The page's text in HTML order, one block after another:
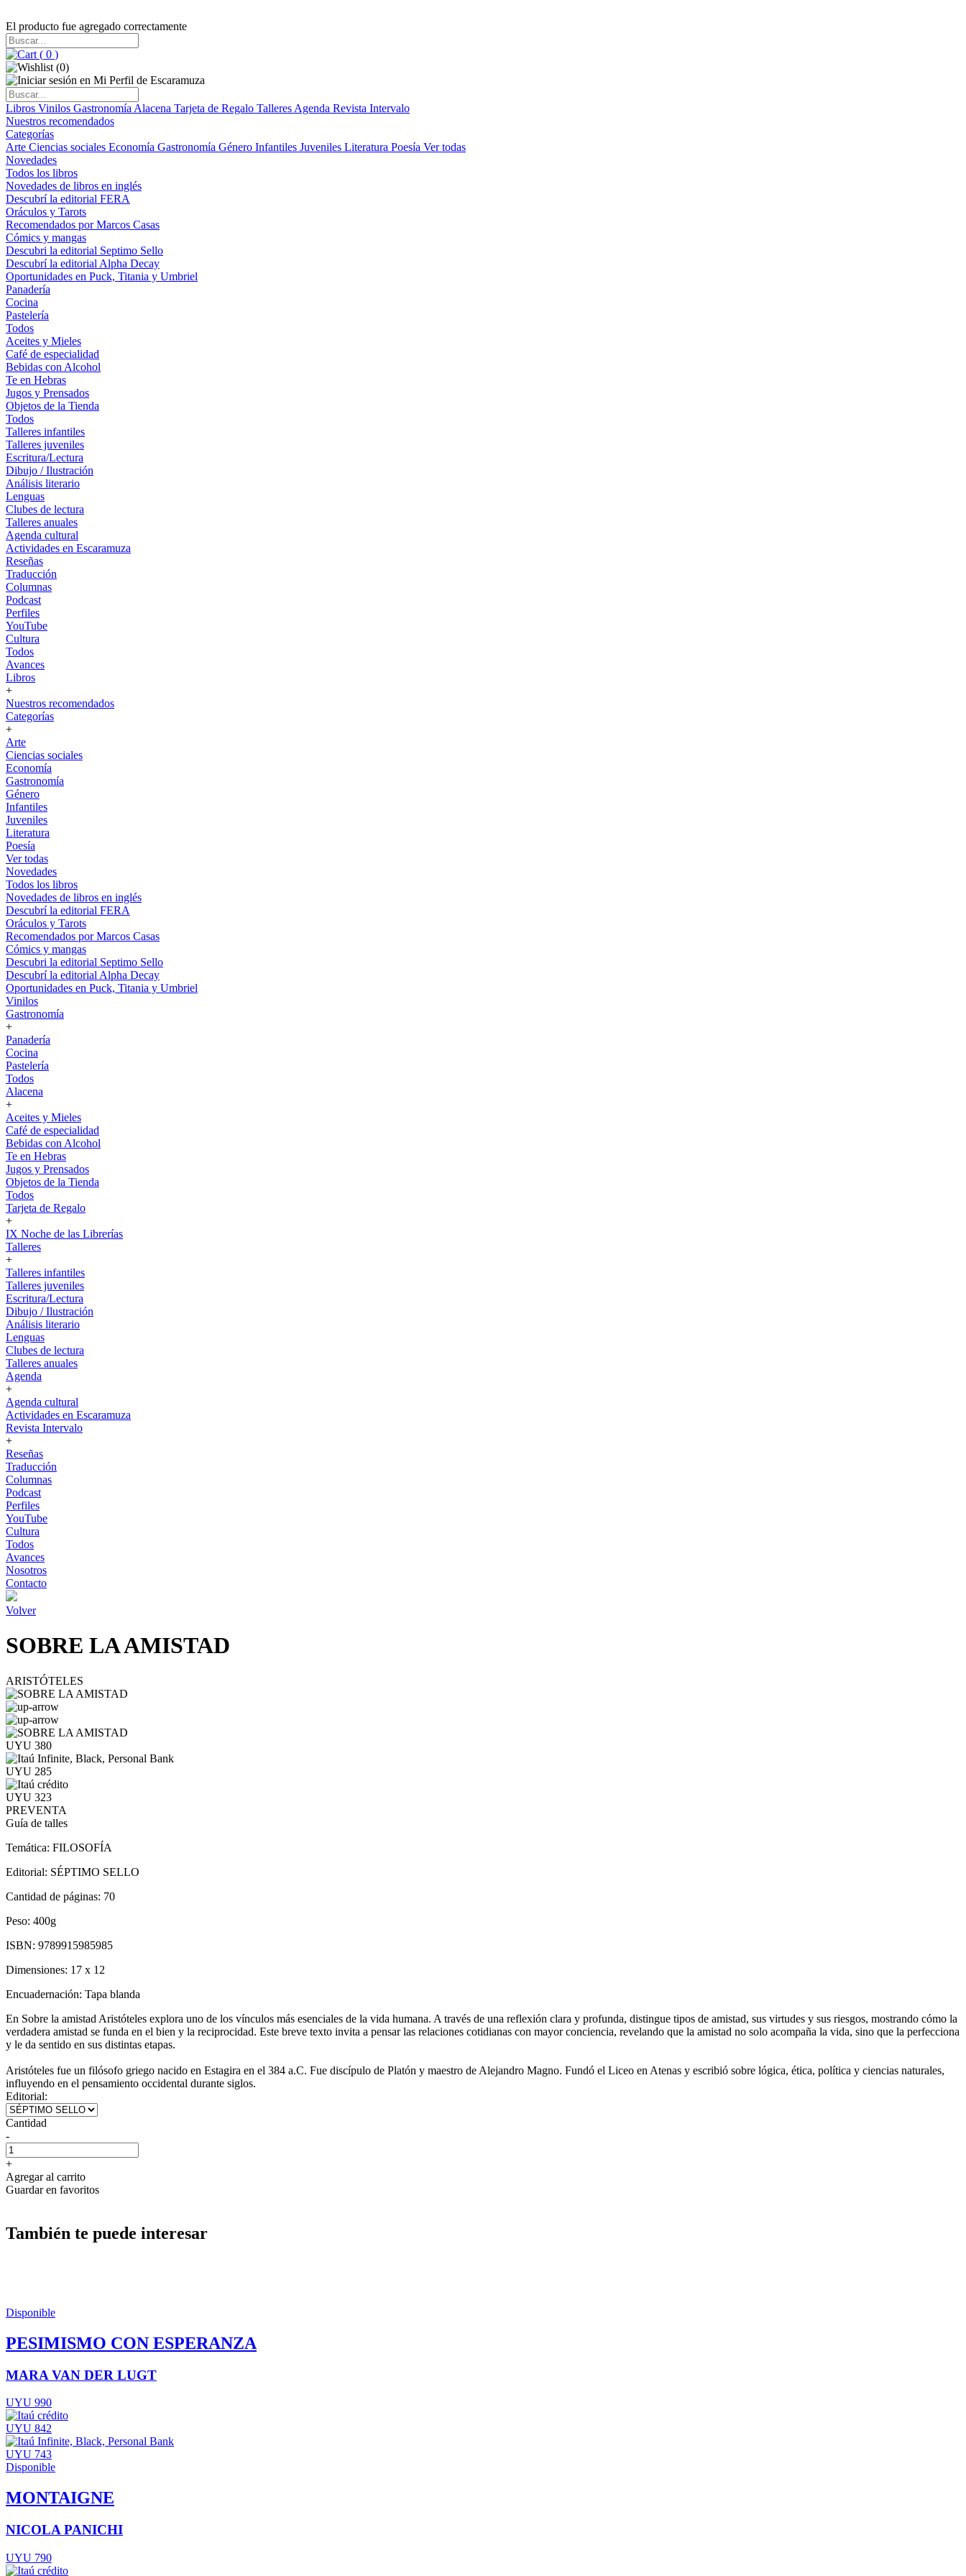
El producto fue agregado correctamente
( 0 )
(0)
Libros Vinilos Gastronomía Alacena Tarjeta de Regalo Talleres Agenda Revista Intervalo
Nuestros recomendados
Categorías
Arte Ciencias sociales Economía Gastronomía Género Infantiles Juveniles Literatura Poesía Ver todas
Novedades
Todos los libros
Novedades de libros en inglés
Descubrí la editorial FERA
Oráculos y Tarots
Recomendados por Marcos Casas
Cómics y mangas
Descubri la editorial Septimo Sello
Descubrí la editorial Alpha Decay
Oportunidades en Puck, Titania y Umbriel
Panadería
Cocina
Pastelería
Todos
Aceites y Mieles
Café de especialidad
Bebidas con Alcohol
Te en Hebras
Jugos y Prensados
Objetos de la Tienda
Todos
Talleres infantiles
Talleres juveniles
Escritura/Lectura
Dibujo / Ilustración
Análisis literario
Lenguas
Clubes de lectura
Talleres anuales
Agenda cultural
Actividades en Escaramuza
Reseñas
Traducción
Columnas
Podcast
Perfiles
YouTube
Cultura
Todos
Avances
Libros
+
Nuestros recomendados
Categorías
+
Arte
Ciencias sociales
Economía
Gastronomía
Género
Infantiles
Juveniles
Literatura
Poesía
Ver todas
Novedades
Todos los libros
Novedades de libros en inglés
Descubrí la editorial FERA
Oráculos y Tarots
Recomendados por Marcos Casas
Cómics y mangas
Descubri la editorial Septimo Sello
Descubrí la editorial Alpha Decay
Oportunidades en Puck, Titania y Umbriel
Vinilos
Gastronomía
+
Panadería
Cocina
Pastelería
Todos
Alacena
+
Aceites y Mieles
Café de especialidad
Bebidas con Alcohol
Te en Hebras
Jugos y Prensados
Objetos de la Tienda
Todos
Tarjeta de Regalo
+
IX Noche de las Librerías
Talleres
+
Talleres infantiles
Talleres juveniles
Escritura/Lectura
Dibujo / Ilustración
Análisis literario
Lenguas
Clubes de lectura
Talleres anuales
Agenda
+
Agenda cultural
Actividades en Escaramuza
Revista Intervalo
+
Reseñas
Traducción
Columnas
Podcast
Perfiles
YouTube
Cultura
Todos
Avances
Nosotros
Contacto
Volver
SOBRE LA AMISTAD
ARISTÓTELES
UYU 380
UYU 285
UYU 323
PREVENTA
Guía de talles
Temática: FILOSOFÍA
Editorial: SÉPTIMO SELLO
Cantidad de páginas: 70
Peso: 400g
ISBN: 9789915985985
Dimensiones: 17 x 12
Encuadernación: Tapa blanda
En Sobre la amistad Aristóteles explora uno de los vínculos más esenciales de la vida humana. A través de una reflexión clara y profunda, distingue tipos de amistad, sus virtudes y sus riesgos, mostrando cómo la
verdadera amistad se funda en el bien y la reciprocidad. Este breve texto invita a pensar las relaciones cotidianas con mayor conciencia, revelando que la amistad no solo acompaña la vida, sino que la perfecciona
y le da sentido en sus distintas etapas.
Aristóteles fue un filósofo griego nacido en Estagira en el 384 a.C. Fue discípulo de Platón y maestro de Alejandro Magno. Fundó el Liceo en Atenas y escribió sobre lógica, ética, política y ciencias naturales,
influyendo en el pensamiento occidental durante siglos.
Editorial:
Cantidad
-
+
Agregar al carrito
Guardar en favoritos
También te puede interesar
Disponible
PESIMISMO CON ESPERANZA
MARA VAN DER LUGT
UYU 990
UYU 842
UYU 743
Disponible
MONTAIGNE
NICOLA PANICHI
UYU 790